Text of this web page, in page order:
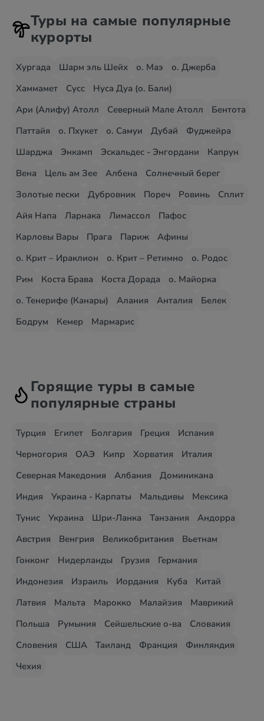
Туры на самые популярные
курорты
Хургада Шарм эль Шейх о. Маэ
о. Джерба
Хаммамет
Сусс
Нуса Дуа (о. Бали)
Ари (Алифу) Атолл
Северный Мале Атолл
Бентота
Паттайя
о. Пхукет о. Самуи Дубай
Фуджейра
Шарджа
Энкамп Эскальдес - Энгордани
Капрун
Вена
Цель ам Зее Албена
Солнечный берег
Золотые пески
Дубровник Пореч Ровинь
Сплит
Айя Напа
Ларнака Лимассол
Пафос
Карловы Вары
Прага Париж
Афины
о. Крит – Ираклион
о. Крит – Ретимно
о. Родос
Рим
Коста Брава Коста Дорада
о. Майорка
о. Тенерифе (Канары)
Алания Анталия
Белек
Бодрум
Кемер Мармарис
Горящие туры в самые
популярные страны
Турция Египет Болгария Греция
Испания
Черногория
ОАЭ Кипр Хорватия
Италия
Северная Македония
Албания
Доминикана
Индия
Украина - Карпаты Мальдивы
Мексика
Тунис
Украина Шри-Ланка Танзания
Андорра
Австрия
Венгрия Великобритания
Вьетнам
Гонконг
Нидерланды Грузия
Германия
Индонезия
Израиль Иордания Куба
Китай
Латвия
Мальта Марокко Малайзия
Маврикий
Польша
Румыния Сейшельские о-ва
Словакия
Словения
США Таиланд Франция
Финляндия
Чехия